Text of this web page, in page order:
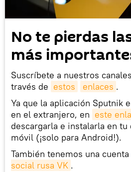
No te pierdas
más
Suscríbete a nuestros
través de estos enlaces .
Ya que la aplicación Sputnik
en el extranjero, en este
descargarla e instalarla en
móvil (¡solo para Android!).
También tenemos una cuenta
social rusa VK .